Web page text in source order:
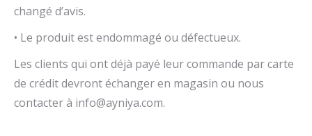
changé d’avis.
• Le produit est endommagé ou défectueux.
Les clients qui ont déjà payé leur commande par carte
de crédit devront échanger en magasin ou nous
contacter à info@ayniya.com.